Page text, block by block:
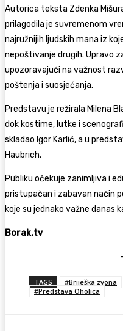
Autorica teksta Zdenka
prilagodila je suvremenom
najružnijih ljudskih mana iz
nepoštivanje drugih. Upravo
upozoravajući na važnost
poštenja i suosjećanja.
Predstavu je režirala Milena
dok kostime, lutke i
skladao Igor Karlić, a u
Haubrich.
Publiku očekuje zanimljiva i
pristupačan i zabavan način
koje su jednako važne danas
Borak.tv
TAGS #Briješka zvona
#Predstava Oholica